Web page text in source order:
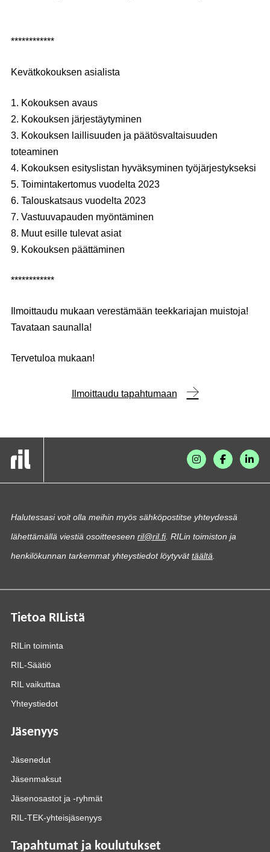
************
Kevätkokouksen asialista
1. Kokouksen avaus
2. Kokouksen järjestäytyminen
3. Kokouksen laillisuuden ja päätösvaltaisuuden
toteaminen
4. Kokouksen esityslistan hyväksyminen työjärjestykseksi
5. Toimintakertomus vuodelta 2023
6. Talouskatsaus vuodelta 2023
7. Vastuuvapauden myöntäminen
8. Muut esille tulevat asiat
9. Kokouksen päättäminen
************
Ilmoittaudu mukaan verestämään teekkariajan muistoja!
Tavataan saunalla!
Tervetuloa mukaan!
Ilmoittaudu tapahtumaan
Halutessasi voit olla meihin myös sähköpostitse yhteydessä
lähettämällä viestiä osoitteeseen ril@ril.fi. RILin toimiston ja
henkilökunnan tarkemmat yhteystiedot löytyvättäältä
Tietoa RIListä
RILin toiminta
RIL-Säätiö
RIL vaikuttaa
Yhteystiedot
Jäsenyys
Jäsenedut
Jäsenmaksut
Jäsenosastot ja -ryhmät
RIL-TEK-yhteisjäsenyys
Tapahtumat ja koulutukset